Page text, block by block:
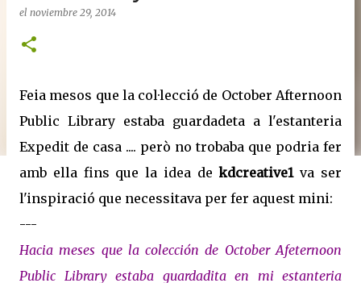
el noviembre 29, 2014
Feia mesos que la col·lecció de October Afternoon
Public Library estaba guardadeta a l'estanteria
Expedit de casa .... però no trobaba que podria fer
amb ella fins que la idea dekdcreative1va ser
l'inspiració que necessitava per fer aquest mini:
---
Hacia meses que la colección de October Afeternoon
Public Library estaba guardadita en mi estanteria